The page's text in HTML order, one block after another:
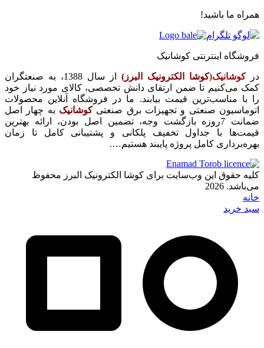
همراه ما باشید!
فروشگاه اینترنتی کوشانیک
در کوشانیک(کوشا الکترونیک البرز)
از سال 1388، به صنعتگران
کمک می‌کنیم تا ضمن ارتقای دانش تخصصی، کالای مورد نیاز خود
را با مناسب‌ترین قیمت بیابند. ما در فروشگاه آنلاین محصولات
اتوماسیون صنعتی و تجهیزات برق صنعتی کوشانیک به چهار اصل
ضمانت 7روزه بازگشت وجه، تضمین اصل بودن، ارائه بهترین
قیمت‌ها با جداول تخفیف پلکانی و پشتیبانی کامل تا زمان
بهره‌برداری کامل پروژه پایبند هستیم….
کلیه حقوق این وب‌سایت برای کوشا الکترونیک البرز محفوظ
می‌باشد. 2026
خانه
سبد خرید